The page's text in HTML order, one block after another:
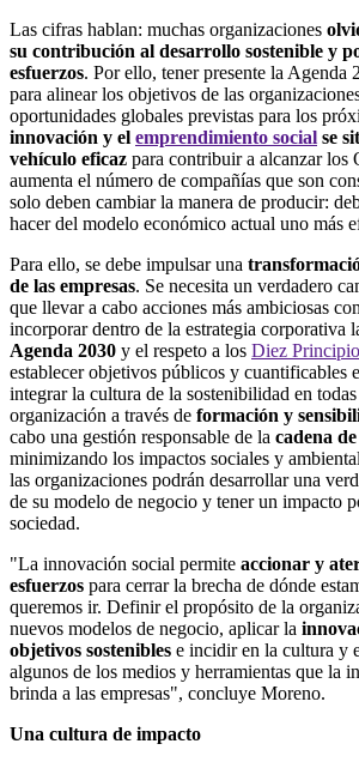
Las cifras hablan: muchas organizaciones
su contribución al desarrollo sostenible y
esfuerzos. Por ello, tener presente la Agenda
para alinear los objetivos de las
oportunidades globales previstas para los
innovación y el emprendimiento social se
vehículo eficaz para contribuir a alcanzar los
aumenta el número de compañías que son
solo deben cambiar la manera de producir:
hacer del modelo económico actual uno más
Para ello, se debe impulsar una
de las empresas. Se necesita un verdadero
que llevar a cabo acciones más ambiciosas
incorporar dentro de la estrategia corporativa
Agenda 2030 y el respeto a los Diez
establecer objetivos públicos y cuantificables
integrar la cultura de la sostenibilidad en todas
organización a través de formación y
cabo una gestión responsable de la cadena
minimizando los impactos sociales y
las organizaciones podrán desarrollar una
de su modelo de negocio y tener un impacto
sociedad.
"La innovación social permite accionar y
esfuerzos para cerrar la brecha de dónde
queremos ir. Definir el propósito de la
nuevos modelos de negocio, aplicar la
objetivos sostenibles e incidir en la cultura y
algunos de los medios y herramientas que la
brinda a las empresas", concluye Moreno.
Una cultura de impacto